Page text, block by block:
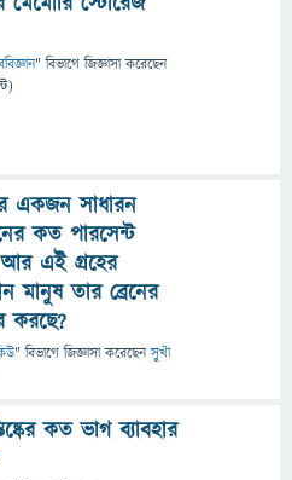
" বিভাগে জিজ্ঞাসাকরেছেন
একজন সাধারন
কত পারসেন্ট
আর এই গ্রহের
মানুষ তার ব্রেনের
করছে?
" বিভাগে জিজ্ঞাসাকরেছেনসুখী
কত ভাগ ব্যাবহার